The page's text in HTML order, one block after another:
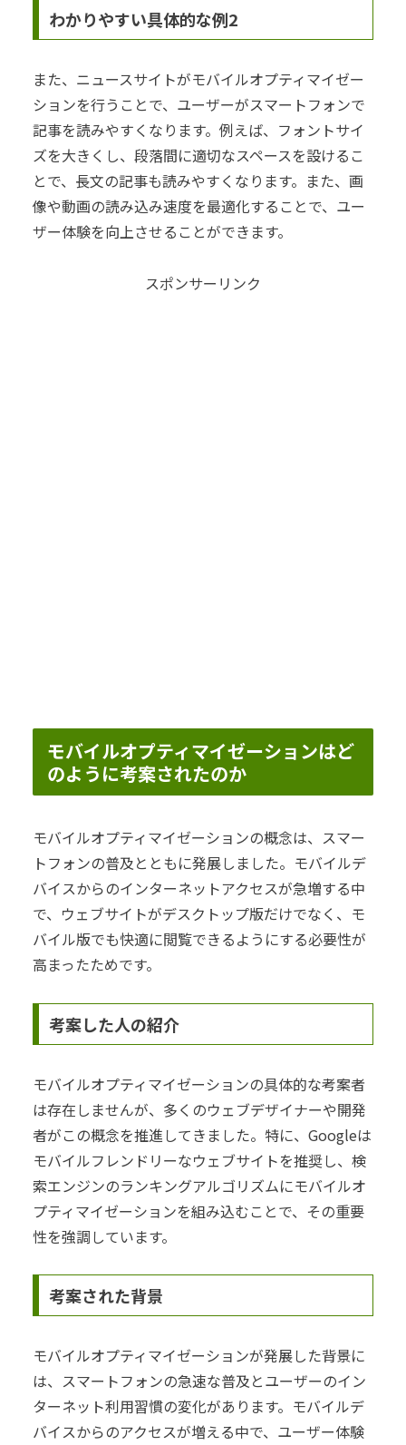
わかりやすい具体的な例2
また、ニュースサイトがモバイルオプティマイゼー
ションを行うことで、ユーザーがスマートフォンで
記事を読みやすくなります。例えば、フォントサイ
ズを大きくし、段落間に適切なスペースを設けるこ
とで、長文の記事も読みやすくなります。また、画
像や動画の読み込み速度を最適化することで、ユー
ザー体験を向上させることができます。
スポンサーリンク
モバイルオプティマイゼーションはど
のように考案されたのか
モバイルオプティマイゼーションの概念は、スマー
トフォンの普及とともに発展しました。モバイルデ
バイスからのインターネットアクセスが急増する中
で、ウェブサイトがデスクトップ版だけでなく、モ
バイル版でも快適に閲覧できるようにする必要性が
高まったためです。
考案した人の紹介
モバイルオプティマイゼーションの具体的な考案者
は存在しませんが、多くのウェブデザイナーや開発
者がこの概念を推進してきました。特に、Googleは
モバイルフレンドリーなウェブサイトを推奨し、検
索エンジンのランキングアルゴリズムにモバイルオ
プティマイゼーションを組み込むことで、その重要
性を強調しています。
考案された背景
モバイルオプティマイゼーションが発展した背景に
は、スマートフォンの急速な普及とユーザーのイン
ターネット利用習慣の変化があります。モバイルデ
バイスからのアクセスが増える中で、ユーザー体験